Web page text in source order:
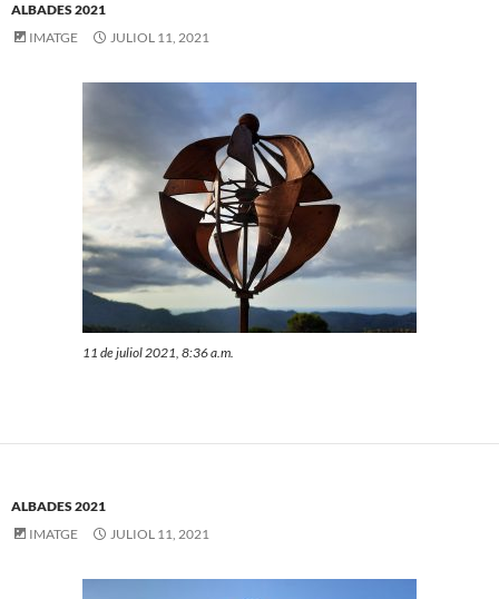
ALBADES 2021
IMATGE
JULIOL 11, 2021
11 de juliol 2021, 8:36 a.m.
ALBADES 2021
IMATGE
JULIOL 11, 2021